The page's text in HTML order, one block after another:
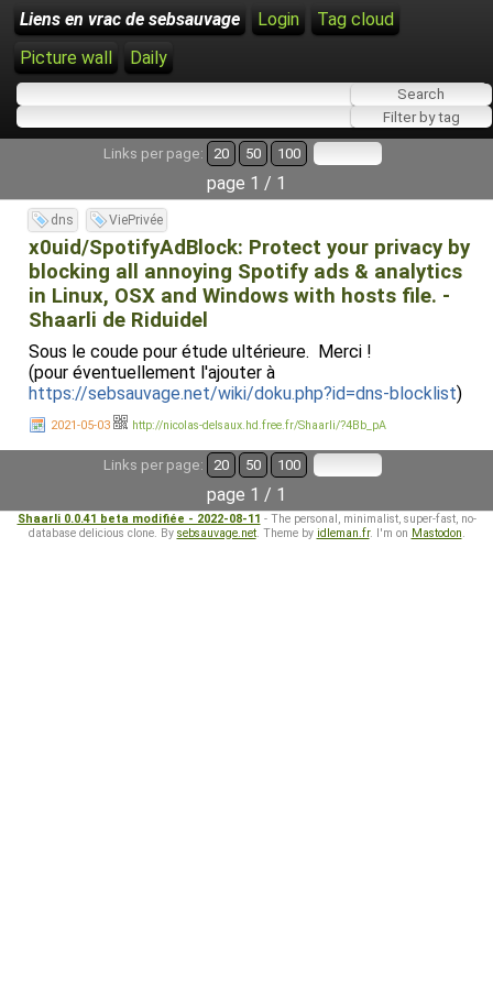
Liens en vrac de sebsauvage Login
Tag cloud
Picture wall
Daily
Links per page: 20 50 100
page 1 / 1
dns ViePrivée
x0uid/SpotifyAdBlock: Protect your privacy by
blocking all annoying Spotify ads & analytics
in Linux, OSX and Windows with hosts file. -
Shaarli de Riduidel
Sous le coude pour étude ultérieure. Merci !
(pour éventuellement l'ajouter à
https://sebsauvage.net/wiki/doku.php?id=dns-blocklist)
2021-05-03 http://nicolas-delsaux.hd.free.fr/Shaarli/?4Bb_pA
Links per page: 20 50 100
page 1 / 1
Shaarli 0.0.41 beta modifiée - 2022-08-11 - The personal, minimalist, super-fast, no-
database delicious clone. By sebsauvage.net. Theme by idleman.fr. I'm on Mastodon.